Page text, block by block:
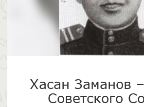
Хасан Заманов
Советского